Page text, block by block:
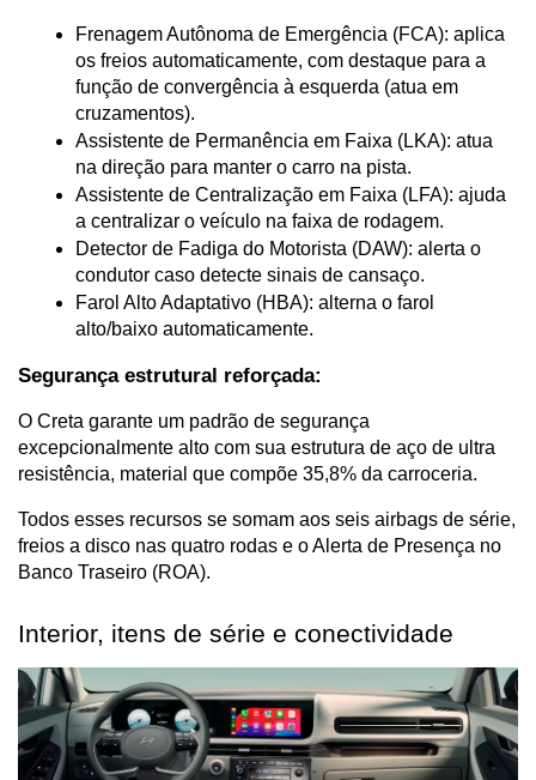
Frenagem Autônoma de Emergência (FCA): aplica
os freios automaticamente, com destaque para a
função de convergência à esquerda (atua em
cruzamentos).
Assistente de Permanência em Faixa (LKA): atua
na direção para manter o carro na pista.
Assistente de Centralização em Faixa (LFA): ajuda
a centralizar o veículo na faixa de rodagem.
Detector de Fadiga do Motorista (DAW): alerta o
condutor caso detecte sinais de cansaço.
Farol Alto Adaptativo (HBA): alterna o farol
alto/baixo automaticamente.
Segurança estrutural reforçada:
O Creta garante um padrão de segurança
excepcionalmente alto com sua estrutura de aço de ultra
resistência, material que compõe 35,8% da carroceria.
Todos esses recursos se somam aos seis airbags de série,
freios a disco nas quatro rodas e o Alerta de Presença no
Banco Traseiro (ROA).
Interior, itens de série e conectividade